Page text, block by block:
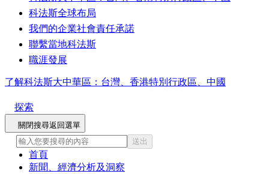
科法斯全球布局
我們的企業社會責任承諾
聯繫當地科法斯
職涯發展
了解科法斯大中華區：台灣、香港特別行政區、中國
探索
關閉搜尋返回選單
送出
首頁
新聞、經濟分析及洞察